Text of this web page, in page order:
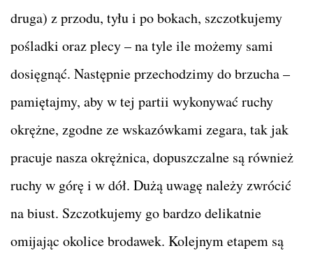
druga) z przodu, tyłu i po bokach, szczotkujemy
pośladki oraz plecy – na tyle ile możemy sami
dosięgnąć. Następnie przechodzimy do brzucha –
pamiętajmy, aby w tej partii wykonywać ruchy
okrężne, zgodne ze wskazówkami zegara, tak jak
pracuje nasza okrężnica, dopuszczalne są również
ruchy w górę i w dół. Dużą uwagę należy zwrócić
na biust. Szczotkujemy go bardzo delikatnie
omijając okolice brodawek. Kolejnym etapem są